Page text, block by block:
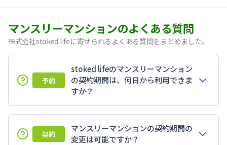
マンスリーマンションのよくある質問
株式会社stoked lifeに寄せられるよくある質問をまとめました。
予約
stoked lifeのマンスリーマンション
の契約期間は、何日から利用できま
すか？
契約
マンスリーマンションの契約期間の
変更は可能ですか？